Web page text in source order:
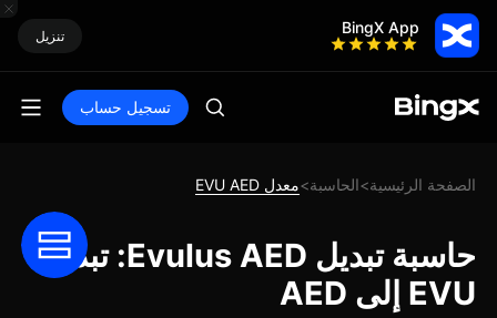
BingX App تنزيل
تسجيل حساب
الصفحة الرئيسية>الحاسبة>معدل EVU AED
حاسبة تبديل Evulus AED: تبديل
EVU إلى AED